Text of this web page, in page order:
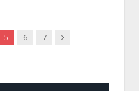
5 6 7 Next